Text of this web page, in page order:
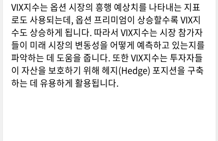
VIX지수는 옵션 시장의 흥행 예상치를 나타내는 지표
로도 사용되는데, 옵션 프리미엄이 상승할수록 VIX지
수도 상승하게 됩니다. 따라서 VIX지수는 시장 참가자
들이 미래 시장의 변동성을 어떻게 예측하고 있는지를
파악하는 데 도움을 줍니다. 또한 VIX지수는 투자자들
이 자산을 보호하기 위해 헤지(Hedge) 포지션을 구축
하는 데 유용하게 활용됩니다.